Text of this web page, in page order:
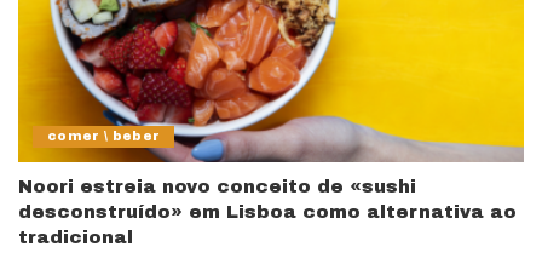
comer \ beber
Noori estreia novo conceito de «sushi
desconstruído» em Lisboa como alternativa ao
tradicional